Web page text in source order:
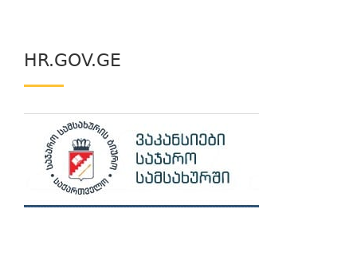
HR.GOV.GE